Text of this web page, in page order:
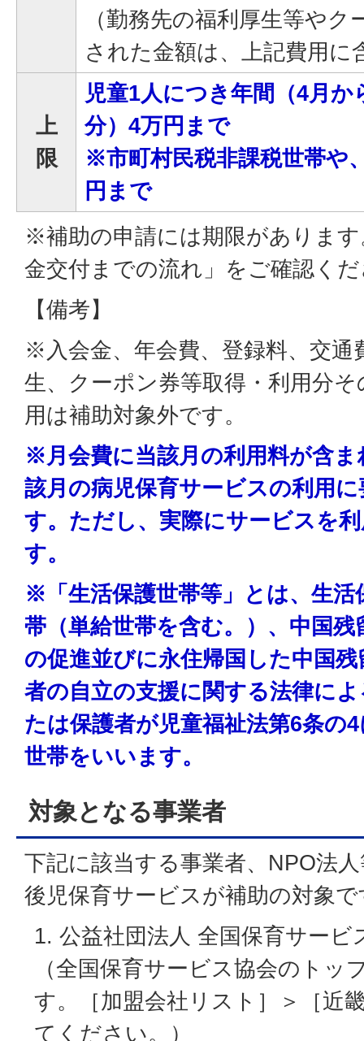
（勤務先の福利厚生等や
された金額は、上記費用に
上
限
児童1人につき年間（4月
分）4万円まで
※市町村民税非課税世帯や
円まで
※補助の申請には期限がありま
金交付までの流れ」をご確認く
【備考】
※入会金、年会費、登録料、交通
生、クーポン券等取得・利用分
用は補助対象外です。
※月会費に当該月の利用料が含
該月の病児保育サービスの利用
す。ただし、実際にサービスを
す。
※「生活保護世帯等」とは、生活
帯（単給世帯を含む。）、中国
の促進並びに永住帰国した中国
者の自立の支援に関する法律に
たは保護者が児童福祉法第6条の
世帯をいいます。
対象となる事業者
下記に該当する事業者、NPO法
後児保育サービスが補助の対象で
公益社団法人 全国保育サービ
（全国保育サービス協会のトッ
す。［加盟会社リスト］＞［近
てください。）